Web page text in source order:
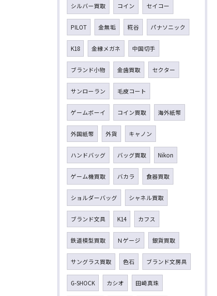
シルバー買取 コイン セイコー
PILOT 金無垢 糀谷 パナソニック
K18 金縁メガネ 中国切手
ブランド小物 金歯買取 セクター
サンローラン 毛皮コート
ゲームボーイ コイン買取 海外紙幣
外国紙幣 外貨 キャノン
ハンドバッグ バッグ買取 Nikon
ゲーム機買取 バカラ 食器買取
ショルダーバッグ シャネル買取
ブランド文具 K14 カフス
鉄道模型買取 Ｎゲージ 銀貨買取
サングラス買取 色石 ブランド文房具
G-SHOCK カシオ 田崎真珠